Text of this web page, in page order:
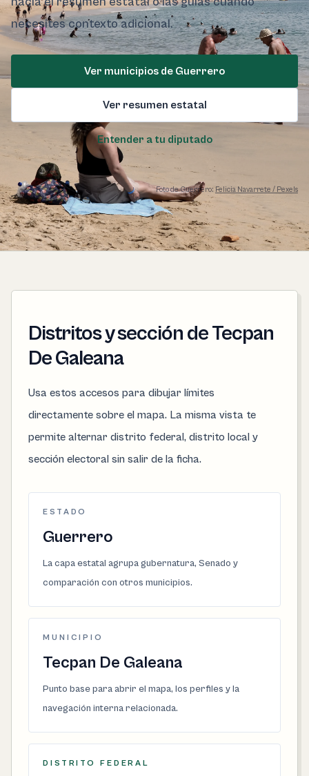
necesites contexto adicional.
Ver municipios de Guerrero
Ver resumen estatal
Entender a tu diputado
Foto de Guerrero: Felicia Navarrete / Pexels
Distritos y sección de Tecpan
De Galeana
Usa estos accesos para dibujar límites
directamente sobre el mapa. La misma vista te
permite alternar distrito federal, distrito local y
sección electoral sin salir de la ficha.
ESTADO
Guerrero
La capa estatal agrupa gubernatura, Senado y
comparación con otros municipios.
MUNICIPIO
Tecpan De Galeana
Punto base para abrir el mapa, los perfiles y la
navegación interna relacionada.
DISTRITO FEDERAL